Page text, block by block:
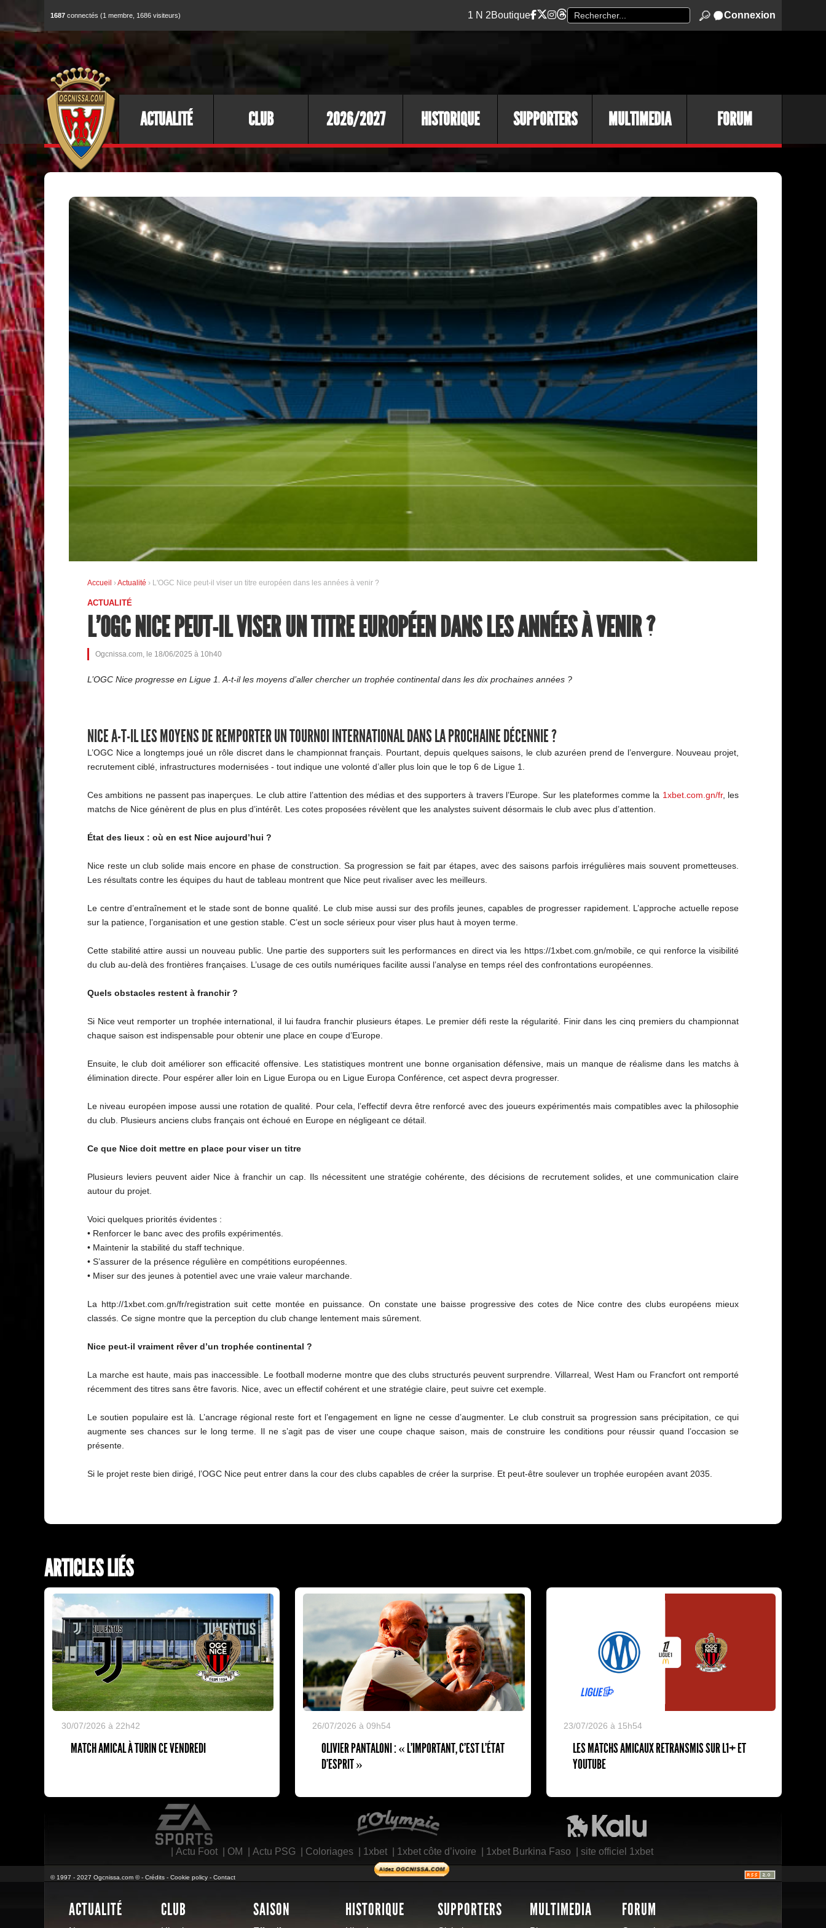
1687 connectés (1 membre, 1686 visiteurs) 1 N 2Boutique Connexion
ACTUALITÉ CLUB 2026/2027 HISTORIQUE SUPPORTERS MULTIMEDIA FORUM
Accueil ›Actualité › L'OGC Nice peut-il viser un titre européen dans les années à venir ?
ACTUALITÉ
L'OGC NICE PEUT-IL VISER UN TITRE EUROPÉEN DANS LES ANNÉES À VENIR ?
Ogcnissa.com, le 18/06/2025 à 10h40
L’OGC Nice progresse en Ligue 1. A-t-il les moyens d’aller chercher un trophée continental dans les dix prochaines années ?
NICE A-T-IL LES MOYENS DE REMPORTER UN TOURNOI INTERNATIONAL DANS LA PROCHAINE DÉCENNIE ?
L’OGC Nice a longtemps joué un rôle discret dans le championnat français. Pourtant, depuis quelques saisons, le club azuréen prend de l’envergure. Nouveau projet,
recrutement ciblé, infrastructures modernisées - tout indique une volonté d’aller plus loin que le top 6 de Ligue 1.
Ces ambitions ne passent pas inaperçues. Le club attire l’attention des médias et des supporters à travers l’Europe. Sur les plateformes comme la 1xbet.com.gn/fr, les
matchs de Nice génèrent de plus en plus d’intérêt. Les cotes proposées révèlent que les analystes suivent désormais le club avec plus d’attention.
État des lieux : où en est Nice aujourd’hui ?
Nice reste un club solide mais encore en phase de construction. Sa progression se fait par étapes, avec des saisons parfois irrégulières mais souvent prometteuses.
Les résultats contre les équipes du haut de tableau montrent que Nice peut rivaliser avec les meilleurs.
Le centre d’entraînement et le stade sont de bonne qualité. Le club mise aussi sur des profils jeunes, capables de progresser rapidement. L’approche actuelle repose
sur la patience, l’organisation et une gestion stable. C’est un socle sérieux pour viser plus haut à moyen terme.
Cette stabilité attire aussi un nouveau public. Une partie des supporters suit les performances en direct via les https://1xbet.com.gn/mobile, ce qui renforce la visibilité
du club au-delà des frontières françaises. L’usage de ces outils numériques facilite aussi l’analyse en temps réel des confrontations européennes.
Quels obstacles restent à franchir ?
Si Nice veut remporter un trophée international, il lui faudra franchir plusieurs étapes. Le premier défi reste la régularité. Finir dans les cinq premiers du championnat
chaque saison est indispensable pour obtenir une place en coupe d’Europe.
Ensuite, le club doit améliorer son efficacité offensive. Les statistiques montrent une bonne organisation défensive, mais un manque de réalisme dans les matchs à
élimination directe. Pour espérer aller loin en Ligue Europa ou en Ligue Europa Conférence, cet aspect devra progresser.
Le niveau européen impose aussi une rotation de qualité. Pour cela, l’effectif devra être renforcé avec des joueurs expérimentés mais compatibles avec la philosophie
du club. Plusieurs anciens clubs français ont échoué en Europe en négligeant ce détail.
Ce que Nice doit mettre en place pour viser un titre
Plusieurs leviers peuvent aider Nice à franchir un cap. Ils nécessitent une stratégie cohérente, des décisions de recrutement solides, et une communication claire
autour du projet.
Voici quelques priorités évidentes :
• Renforcer le banc avec des profils expérimentés.
• Maintenir la stabilité du staff technique.
• S’assurer de la présence régulière en compétitions européennes.
• Miser sur des jeunes à potentiel avec une vraie valeur marchande.
La http://1xbet.com.gn/fr/registration suit cette montée en puissance. On constate une baisse progressive des cotes de Nice contre des clubs européens mieux
classés. Ce signe montre que la perception du club change lentement mais sûrement.
Nice peut-il vraiment rêver d’un trophée continental ?
La marche est haute, mais pas inaccessible. Le football moderne montre que des clubs structurés peuvent surprendre. Villarreal, West Ham ou Francfort ont remporté
récemment des titres sans être favoris. Nice, avec un effectif cohérent et une stratégie claire, peut suivre cet exemple.
Le soutien populaire est là. L’ancrage régional reste fort et l’engagement en ligne ne cesse d’augmenter. Le club construit sa progression sans précipitation, ce qui
augmente ses chances sur le long terme. Il ne s’agit pas de viser une coupe chaque saison, mais de construire les conditions pour réussir quand l’occasion se
présente.
Si le projet reste bien dirigé, l’OGC Nice peut entrer dans la cour des clubs capables de créer la surprise. Et peut-être soulever un trophée européen avant 2035.
ARTICLES LIÉS
30/07/2026 à 22h42
MATCH AMICAL À TURIN CE VENDREDI
26/07/2026 à 09h54
OLIVIER PANTALONI : « L'IMPORTANT, C'EST L'ÉTAT
D'ESPRIT »
23/07/2026 à 15h54
LES MATCHS AMICAUX RETRANSMIS SUR L1+ ET
YOUTUBE
Actu Foot| OM Actu PSG| Coloriages| 1xbet| 1xbet côte d’ivoire 1xbet Burkina Faso site officiel 1xbet
© 1997 - 2027 Ogcnissa.com © - Crédits - Cookie policy - Contact
ACTUALITÉ CLUB SAISON HISTORIQUE SUPPORTERS MULTIMEDIA FORUM